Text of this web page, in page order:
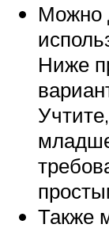
Можно
Ниже
Также